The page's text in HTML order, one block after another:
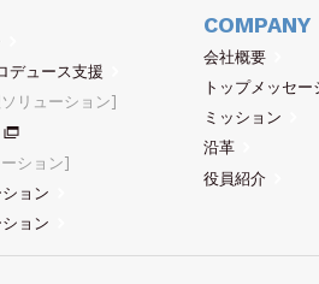
デュース支援
リューション
ション
ョン
ョン
COMPANY
会社概要
トップメッセー
ミッション
沿革
役員紹介